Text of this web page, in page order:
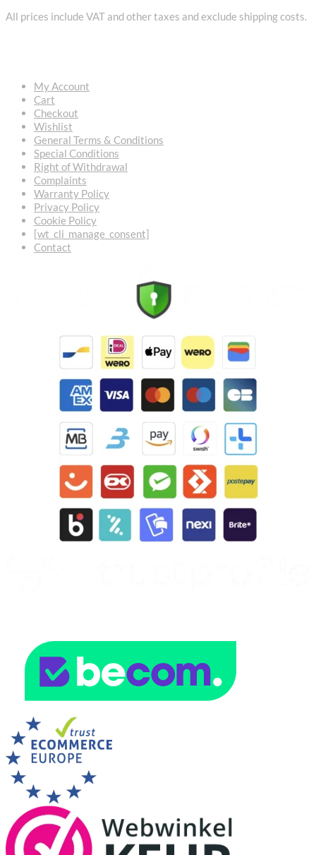
All prices include VAT and other taxes and exclude shipping costs.
My Account
Cart
Checkout
Wishlist
General Terms & Conditions
Special Conditions
Right of Withdrawal
Complaints
Warranty Policy
Privacy Policy
Cookie Policy
[wt_cli_manage_consent]
Contact